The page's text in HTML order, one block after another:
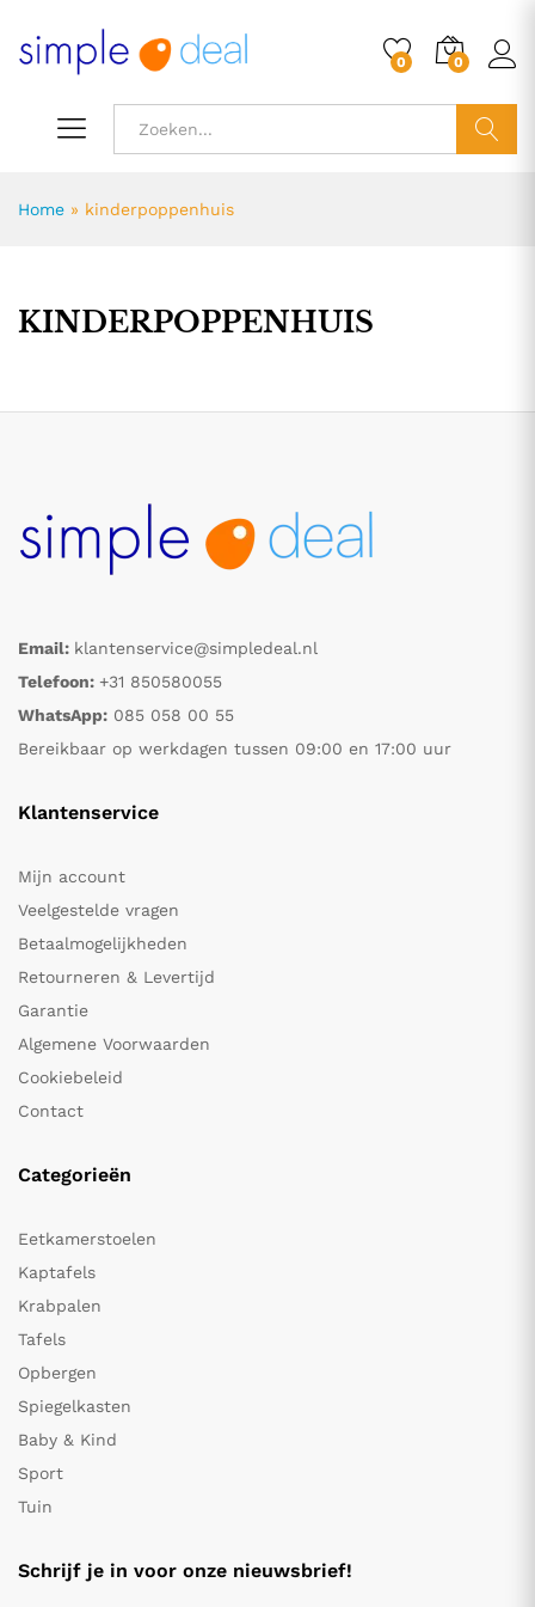
0 0
Home » kinderpoppenhuis
KINDERPOPPENHUIS
Email: klantenservice@simpledeal.nl
Telefoon: +31 850580055
WhatsApp: 085 058 00 55
Bereikbaar op werkdagen tussen 09:00 en 17:00 uur
Klantenservice
Mijn account
Veelgestelde vragen
Betaalmogelijkheden
Retourneren & Levertijd
Garantie
Algemene Voorwaarden
Cookiebeleid
Contact
Categorieën
Eetkamerstoelen
Kaptafels
Krabpalen
Tafels
Opbergen
Spiegelkasten
Baby & Kind
Sport
Tuin
Schrijf je in voor onze nieuwsbrief!